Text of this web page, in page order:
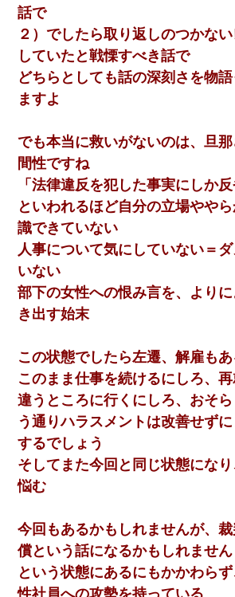
話で
２）でしたら取り返しのつかな
していたと戦慄すべき話で
どちらとしても話の深刻さを物
ますよ
でも本当に救いがないのは、旦
間性ですね
「法律違反を犯した事実にしか反
といわれるほど自分の立場やや
識できていない
人事について気にしていない＝
いない
部下の女性への恨み言を、より
き出す始末
この状態でしたら左遷、解雇もあ
このまま仕事を続けるにしろ、
違うところに行くにしろ、おそ
う通りハラスメントは改善せず
するでしょう
そしてまた今回と同じ状態にな
悩む
今回もあるかもしれませんが、
償という話になるかもしれません
という状態にあるにもかかわら
性社員への攻勢を持っている